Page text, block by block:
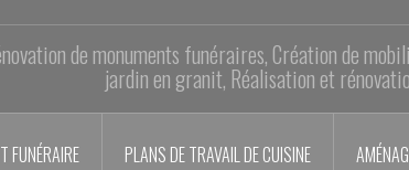
de monuments funéraires, Création de
jardin en granit, Réalisation et
FUNÉRAIRE PLANS DE TRAVAIL DE CUISINE